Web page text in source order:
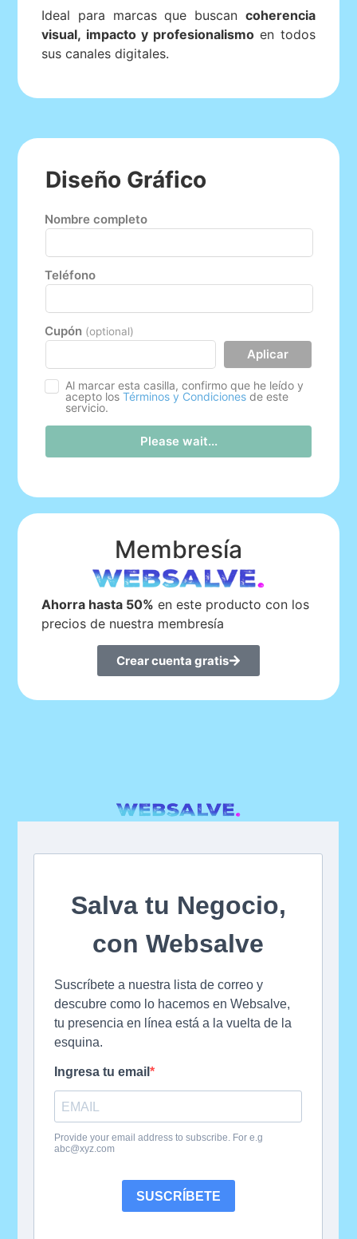
Ideal para marcas que buscan coherencia
visual, impacto y profesionalismo en todos
sus canales digitales.
Diseño Gráfico
Nombre completo
Teléfono
Cupón (optional)
Aplicar
Al marcar esta casilla, confirmo que he leído y
acepto losTérminos y Condiciones de este
servicio.
Please wait...
Membresía
Ahorra hasta 50% en este producto con los
precios de nuestra membresía
Crear cuenta gratis